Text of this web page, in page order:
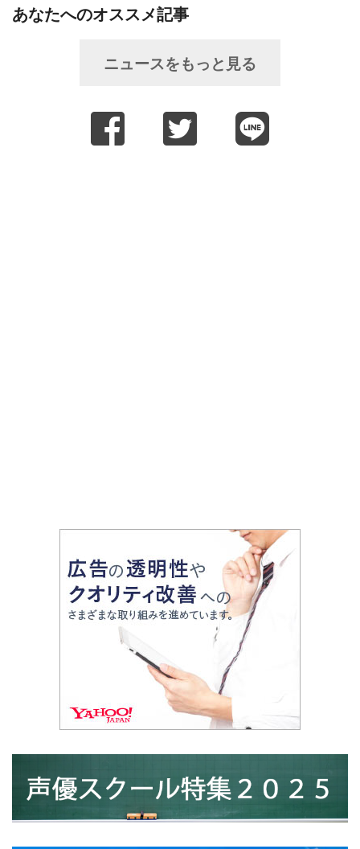
あなたへのオススメ記事
ニュースをもっと見る